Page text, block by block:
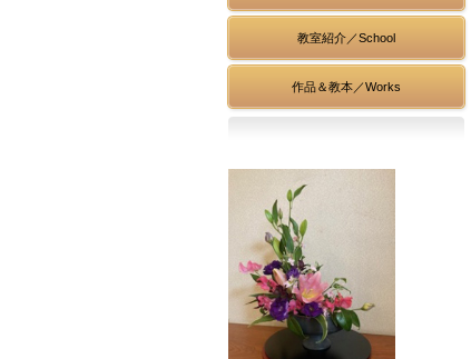
教室紹介／School
作品＆教本／Works